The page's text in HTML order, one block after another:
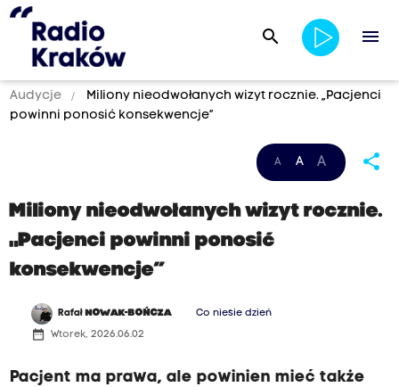
search menu
Audycje
Miliony nieodwołanych wizyt rocznie. „Pacjenci
powinni ponosić konsekwencje”
A A A share
Miliony nieodwołanych wizyt rocznie.
„Pacjenci powinni ponosić
konsekwencje”
Rafał NOWAK-BOŃCZA Co niesie dzień
date_range Wtorek, 2026.06.02
Pacjent ma prawa, ale powinien mieć także